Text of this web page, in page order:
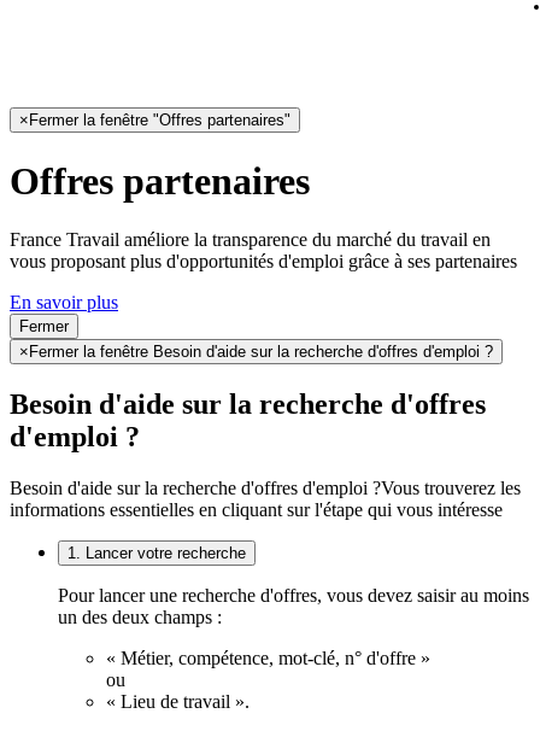
× Fermer la fenêtre "Offres partenaires"
Offres partenaires
France Travail améliore la transparence du marché du travail en
vous proposant plus d'opportunités d'emploi grâce à ses partenaires
En savoir plus
Fermer
× Fermer la fenêtre Besoin d'aide sur la recherche d'offres d'emploi ?
Besoin d'aide sur la recherche d'offres
d'emploi ?
Besoin d'aide sur la recherche d'offres d'emploi ?Vous trouverez les
informations essentielles en cliquant sur l'étape qui vous intéresse
1. Lancer votre recherche
Pour lancer une recherche d'offres, vous devez saisir au moins
un des deux champs :
« Métier, compétence, mot-clé, n° d'offre »
ou
« Lieu de travail ».